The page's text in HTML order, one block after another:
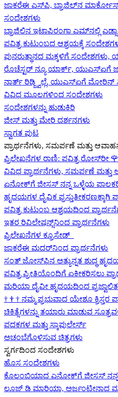
ಜಾಕರೆಈ ಎಸ್‌ಪಿ, ಬ್ರಾಜಿಲ್‌ನ ಮಾರ್ಕೋಸ್
ಸಂದೇಶಗಳು
ಬ್ರಾಜಿಲಿನ ಇಟಾಪಿರಂಗಾ ಎಮ್‌ನಲ್ಲಿ
ಪವಿತ್ರ ಕುಟುಂಬದ ಆಶ್ರಯಕ್ಕೆ
ಪುನರುತ್ಥಾನದ ಮಕ್ಕಳಿಗೆ
ರೊಚೆಸ್ಟರ್ ನ್ಯೂ ಯಾರ್ಕ್, ಯುಎಸ್‌ಏ‍ಗೆ
ನಾರ್ತ್ ರಿಡ್ಜ್ವಿಲ್ಲೆ, ಯುಎಸ್‌ಏ‍ಗೆ ಮೋರಿನ್
ವಿವಿಧ ಮೂಲಗಳಿಂದ ಸಂದೇಶಗಳು
ಸಂದೇಶಗಳನ್ನು ಹುಡುಕಿರಿ
ಜೀಸ್‌ ಮತ್ತು ಮೇರಿ ದರ್ಶನಗಳು
ಸ್ವಾಗತ ಪುಟ
ಪ್ರಾರ್ಥನೆಗಳು, ಸಮರ್ಪಣೆ ಮತ್ತು
ಪ್ರಿಲೇಖನೆಗಳ ರಾಣಿ: ಪವಿತ್ರ ರೋಸ್‌ರೀ 🌹
ವಿವಿಧ ಪ್ರಾರ್ಥನೆಗಳು, ಸಮರ್ಪಣೆ ಮತ್ತು
ಏನೋಕ್‍ಗೆ ಜೀಸಸ್ ನನ್ನ ಒಳ್ಳೆಯ
ಹೃದಯಗಳ ದೈವಿಕ ಪ್ರಸ್ತುತೀಕರಣಕ್ಕಾಗಿ
ಪವಿತ್ರ ಕುಟುಂಬ ಆಶ್ರಯದಿಂದ
ಇತರ ರಿವಿಲೇಷನ್ಸ್‌ನಿಂದ ಪ್ರಾರ್ಥನೆಗಳು
ಪ್ರಿಲೇಖನೆಗಳ ಕ್ರೂಸೇಡ್
ಜಾಕರೆಈ ಮದರ್‌ನಿಂದ ಪ್ರಾರ್ಥನೆಗಳು
ಸಂತ್ ಜೋಸ್‌ಫಿನ ಅತ್ಯುನ್ನತ ಶುದ್ಧ
ಪವಿತ್ರ ಪ್ರೀತಿಯೊಂದಿಗೆ ಏಕೀಕರಿಸಲು
ಮರಿಯಾ ದೈವೀ ಹೃದಯದಿಂದ
† † † ನಮ್ಮ ಪ್ರಭುವಾದ ಯೇಶೂ
ಚಿಕಿತ್ಸೆಗಳನ್ನು ತಯಾರು ಮಾಡುವ
ಪದಕಗಳ ಮತ್ತು ಸ್ಕಾಪುಲೇರ್ಸ್
ಅಚಂಬೆಗೊಳಿಸುವ ಚಿತ್ರಗಳು
ಸ್ವರ್ಗದಿಂದ ಸಂದೇಶಗಳು
ಹೊಸ ಸಂದೇಶಗಳು
ಕೊಲಂಬಿಯಾದ ಎನೋಕ್‍ಗೆ ಜೀಸಸ್ ನನ್ನ
ಲೂಜ್ ಡಿ ಮಾರಿಯಾ, ಅರ್ಜಂಟೀನಾದ